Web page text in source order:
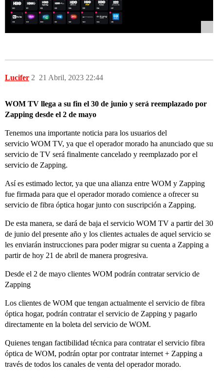
Lucifer 21 Abril, 2023 22:44
2
WOM TV llega a su fin el 30 de junio y será reemplazado por
Zapping desde el 2 de mayo
Tenemos una importante noticia para los usuarios del
servicio WOM TV, ya que el operador morado ha anunciado que su
servicio de TV será finalmente cancelado y reemplazado por el
servicio de Zapping.
Así es estimado lector, ya que una alianza entre WOM y Zapping
fue firmada para que el operador morado comience a ofrecer su
servicio de fibra óptica hogar junto con suscripción a Zapping.
De esta manera, se dará de baja el servicio WOM TV a partir del 30
de junio del presente año y los clientes actuales de aquel servicio se
les enviarán instrucciones para poder migrar su cuenta a Zapping a
partir de hoy 21 de abril de manera progresiva.
Desde el 2 de mayo clientes WOM podrán contratar servicio de
Zapping
Los clientes de WOM que tengan actualmente el servicio de fibra
óptica hogar, podrán contratar el servicio de Zapping y pagarlo
directamente en la boleta del servicio de WOM.
Quienes tengan factibilidad técnica para contratar el servicio fibra
óptica de WOM, podrán optar por contratar internet + Zapping a
través de todos los canales de venta del operador morado.